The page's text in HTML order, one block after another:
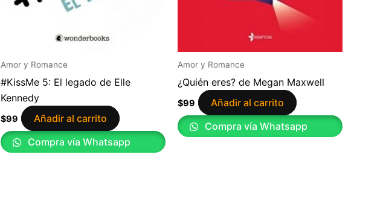
Amor y Romance
#KissMe 5: El legado de Elle
Kennedy
$99
Añadir al carrito
Compra vía Whatsapp
Amor y Romance
¿Quién eres? de Megan Maxwell
$99
Añadir al carrito
Compra vía Whatsapp